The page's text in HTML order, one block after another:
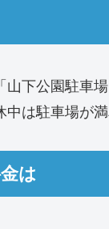
山下公園駐車
中は駐車場が
は